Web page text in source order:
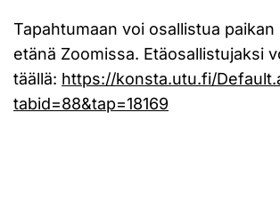
Tapahtumaan voi osallistua paikan
etänä Zoomissa. Etäosallistujaksi
täällä: https://konsta.utu.fi/
tabid=88&tap=18169